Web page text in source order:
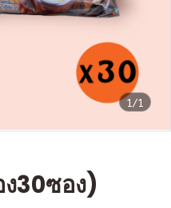
1/1
30ซอง)